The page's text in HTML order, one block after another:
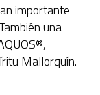
importante
una
Mallorquín.